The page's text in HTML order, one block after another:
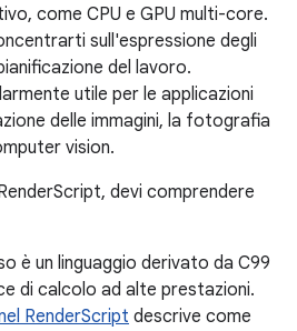
come CPU e GPU multi-core.
sull'espressione degli
del lavoro.
utile per le applicazioni
delle immagini, la fotografia
vision.
devi comprendere
è un linguaggio derivato da C99
di calcolo ad alte prestazioni.
RenderScript descrive come